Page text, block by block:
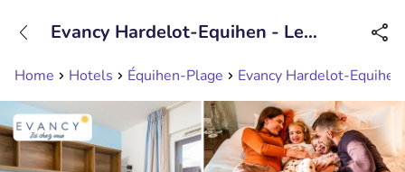
Erreichbar bis 23:00 Uhr (max 0,09€/Min)
Home Hotels Équihen-Plage Evancy Hardelot-
Evancy Hardelot-Equihen - Le
Domaine Sauvage